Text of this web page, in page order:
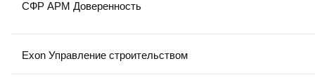
СФР АРМ Доверенность
Exon Управление строительством